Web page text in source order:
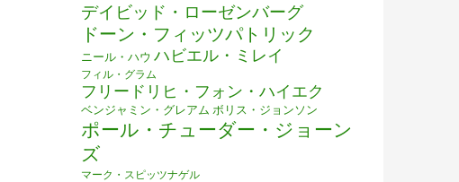
デイビッド・ローゼンバーグ
ドーン・フィッツパトリック
ニール・ハウ ハビエル・ミレイ
フィル・グラム
フリードリヒ・フォン・ハイエク
ベンジャミン・グレアム ボリス・ジョンソン
ポール・チューダー・ジョーン
ズ
マーク・スピッツナゲル